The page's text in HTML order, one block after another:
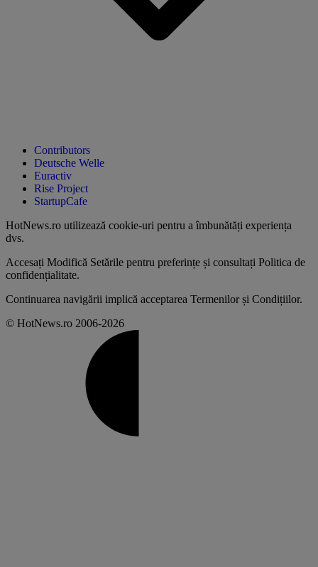
Contributors
Deutsche Welle
Euractiv
Rise Project
StartupCafe
HotNews.ro utilizează cookie-uri pentru a îmbunătăți experiența
dvs.
Accesați Modifică Setările pentru preferințe și consultați Politica de
confidențialitate.
Continuarea navigării implică acceptarea Termenilor și Condițiilor.
© HotNews.ro 2006-2026